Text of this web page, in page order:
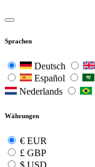
Sprachen
Deutsch
Español
Nederlands
Währungen
€ EUR
£ GBP
$ USD